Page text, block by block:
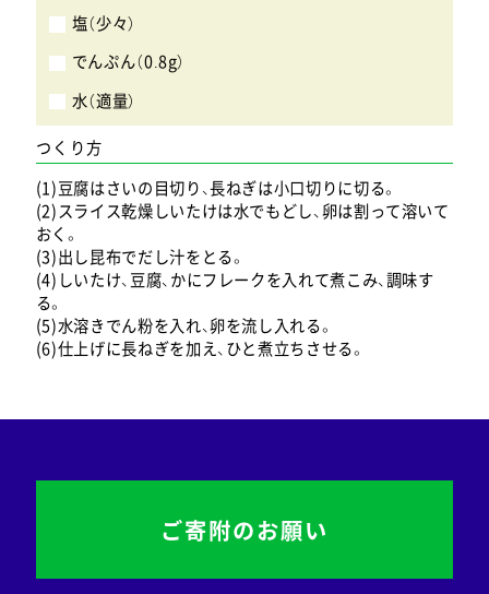
塩（少々）
でんぷん（0.8g）
水（適量）
つくり方
(1)豆腐はさいの目切り、長ねぎは小口切りに切る。
(2)スライス乾燥しいたけは水でもどし、卵は割って溶いて
おく。
(3)出し昆布でだし汁をとる。
(4)しいたけ、豆腐、かにフレークを入れて煮こみ、調味す
る。
(5)水溶きでん粉を入れ、卵を流し入れる。
(6)仕上げに長ねぎを加え、ひと煮立ちさせる。
ご寄附のお願い